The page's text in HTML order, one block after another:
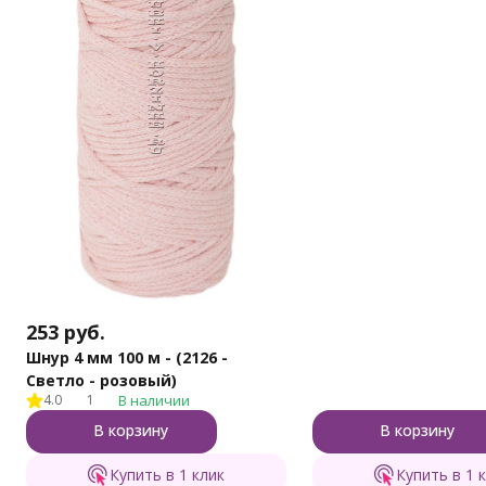
253 руб.
Шнур 4 мм 100 м - (2126 -
Светло - розовый)
4.0 1 В наличии
В корзину
Купить в 1 клик
В корзину
Купить в 1